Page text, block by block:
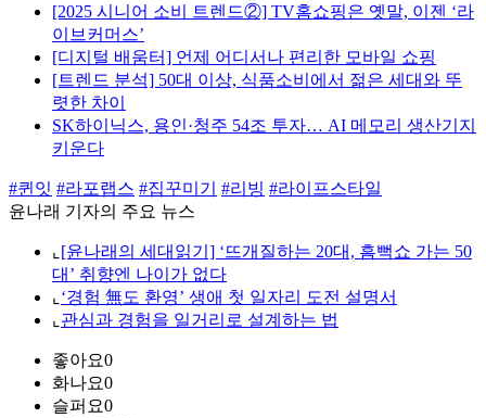
[2025 시니어 소비 트렌드②] TV홈쇼핑은 옛말, 이젠 ‘라
이브커머스’
[디지털 배움터] 언제 어디서나 편리한 모바일 쇼핑
[트렌드 분석] 50대 이상, 식품소비에서 젊은 세대와 뚜
렷한 차이
SK하이닉스, 용인·청주 54조 투자… AI 메모리 생산기지
키운다
#퀸잇 #라포랩스 #집꾸미기 #리빙 #라이프스타일
윤나래 기자의 주요 뉴스
⌞ [윤나래의 세대읽기] ‘뜨개질하는 20대, 흠뻑쇼 가는 50
대’ 취향엔 나이가 없다
⌞ ‘경험 無도 환영’ 생애 첫 일자리 도전 설명서
⌞ 관심과 경험을 일거리로 설계하는 법
좋아요0
화나요0
슬퍼요0